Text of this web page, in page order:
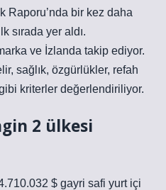
Raporu’nda bir kez daha
sırada yer aldı.
ve İzlanda takip ediyor.
sağlık, özgürlükler, refah
kriterler değerlendiriliyor.
2 ülkesi
$ gayri safi yurt içi